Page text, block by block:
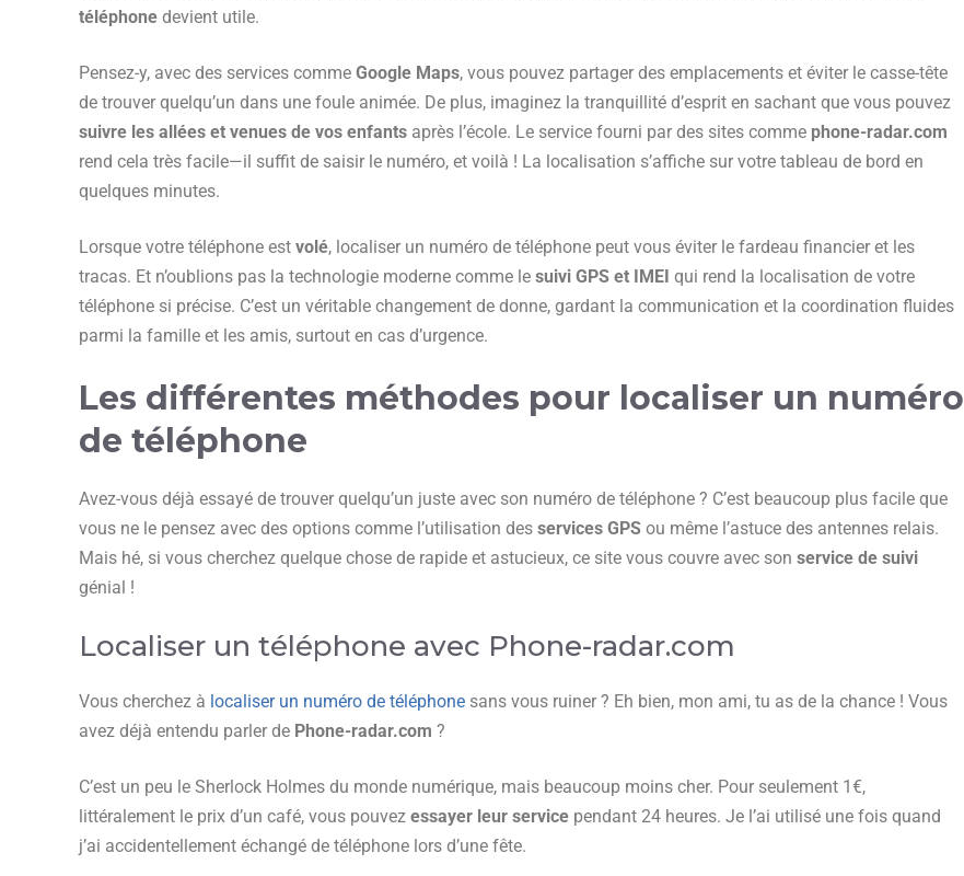
téléphone devient utile.
Pensez-y, avec des services comme Google Maps, vous pouvez partager des emplacements et éviter le casse-tête
de trouver quelqu’un dans une foule animée. De plus, imaginez la tranquillité d’esprit en sachant que vous pouvez
suivre les allées et venues de vos enfants après l’école. Le service fourni par des sites comme phone-radar.com
rend cela très facile—il suffit de saisir le numéro, et voilà ! La localisation s’affiche sur votre tableau de bord en
quelques minutes.
Lorsque votre téléphone est volé, localiser un numéro de téléphone peut vous éviter le fardeau financier et les
tracas. Et n’oublions pas la technologie moderne comme le suivi GPS et IMEI qui rend la localisation de votre
téléphone si précise. C’est un véritable changement de donne, gardant la communication et la coordination fluides
parmi la famille et les amis, surtout en cas d’urgence.
Les différentes méthodes pour localiser un numéro
de téléphone
Avez-vous déjà essayé de trouver quelqu’un juste avec son numéro de téléphone ? C’est beaucoup plus facile que
vous ne le pensez avec des options comme l’utilisation des services GPS ou même l’astuce des antennes relais.
Mais hé, si vous cherchez quelque chose de rapide et astucieux, ce site vous couvre avec son service de suivi
génial !
Localiser un téléphone avec Phone-radar.com
Vous cherchez à localiser un numéro de téléphone sans vous ruiner ? Eh bien, mon ami, tu as de la chance ! Vous
avez déjà entendu parler de Phone-radar.com ?
C’est un peu le Sherlock Holmes du monde numérique, mais beaucoup moins cher. Pour seulement 1€,
littéralement le prix d’un café, vous pouvez essayer leur service pendant 24 heures. Je l’ai utilisé une fois quand
j’ai accidentellement échangé de téléphone lors d’une fête.